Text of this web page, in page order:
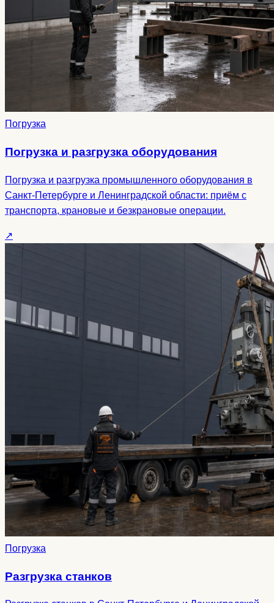
Погрузка
Погрузка и разгрузка оборудования
Погрузка и разгрузка промышленного оборудования в
Санкт-Петербурге и Ленинградской области: приём с
транспорта, крановые и безкрановые операции.
↗
Погрузка
Разгрузка станков